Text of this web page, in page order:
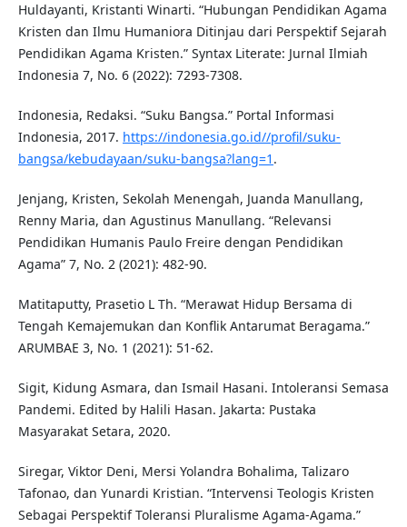
Huldayanti, Kristanti Winarti. “Hubungan Pendidikan Agama
Kristen dan Ilmu Humaniora Ditinjau dari Perspektif Sejarah
Pendidikan Agama Kristen.” Syntax Literate: Jurnal Ilmiah
Indonesia 7, No. 6 (2022): 7293-7308.
Indonesia, Redaksi. “Suku Bangsa.” Portal Informasi
Indonesia, 2017. https://indonesia.go.id//profil/suku-
bangsa/kebudayaan/suku-bangsa?lang=1 .
Jenjang, Kristen, Sekolah Menengah, Juanda Manullang,
Renny Maria, dan Agustinus Manullang. “Relevansi
Pendidikan Humanis Paulo Freire dengan Pendidikan
Agama” 7, No. 2 (2021): 482-90.
Matitaputty, Prasetio L Th. “Merawat Hidup Bersama di
Tengah Kemajemukan dan Konflik Antarumat Beragama.”
ARUMBAE 3, No. 1 (2021): 51-62.
Sigit, Kidung Asmara, dan Ismail Hasani. Intoleransi Semasa
Pandemi. Edited by Halili Hasan. Jakarta: Pustaka
Masyarakat Setara, 2020.
Siregar, Viktor Deni, Mersi Yolandra Bohalima, Talizaro
Tafonao, dan Yunardi Kristian. “Intervensi Teologis Kristen
Sebagai Perspektif Toleransi Pluralisme Agama-Agama.”